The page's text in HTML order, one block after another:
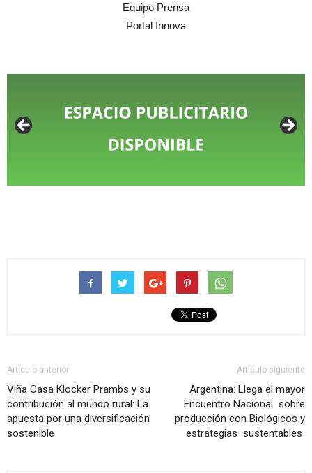
Equipo Prensa
Portal Innova
Artículo anterior
Viña Casa Klocker Prambs y su
contribución al mundo rural: La
apuesta por una diversificación
sostenible
Artículo siguiente
Argentina: Llega el mayor
Encuentro Nacional sobre
producción con Biológicos y
estrategias sustentables